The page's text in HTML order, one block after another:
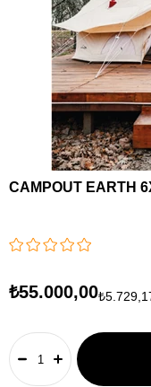
CAMPOUT EARTH
₺55.000,00